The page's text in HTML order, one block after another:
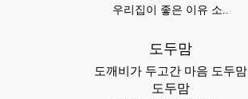
우리집이 좋은 이유 소..
도두맘
도깨비가 두고간 마음 도두맘
도두맘